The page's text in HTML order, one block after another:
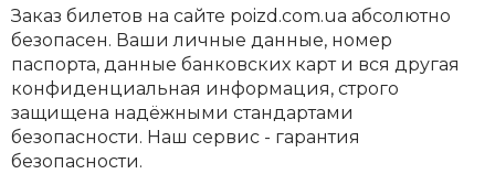
Заказ билетов на сайте poizd.com.ua абсолютно
безопасен. Ваши личные данные, номер
паспорта, данные банковских карт и вся другая
конфиденциальная информация, строго
защищена надёжными стандартами
безопасности. Наш сервис - гарантия
безопасности.